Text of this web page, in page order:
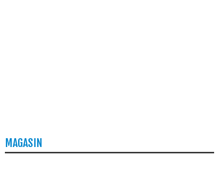
MAGASIN